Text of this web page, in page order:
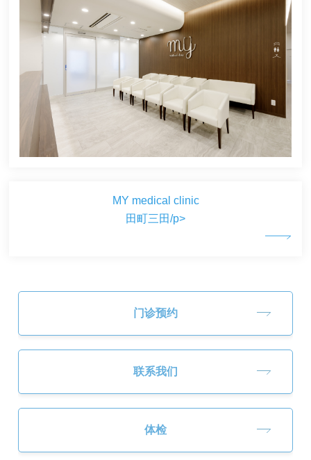
MY medical clinic
田町三田/p>
门诊预约
联系我们
体检